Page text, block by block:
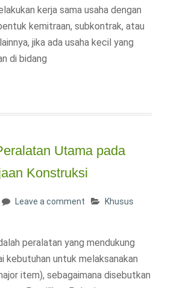
kerja sama usaha dengan
kemitraan, subkontrak, atau
jika ada usaha kecil yang
di bidang
Utama pada
Konstruksi
Leave a comment
Khusus
peralatan yang mendukung
kebutuhan untuk melaksanakan
item), sebagaimana disebutkan